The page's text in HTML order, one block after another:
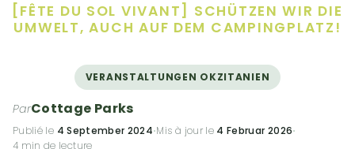
[FÊTE DU SOL VIVANT] SCHÜTZEN WIR DIE
UMWELT, AUCH AUF DEM CAMPINGPLATZ!
VERANSTALTUNGEN OKZITANIEN
ParCottage Parks
Publié le 4 September 2024·Mis à jour le 4 Februar 2026·
4 min de lecture